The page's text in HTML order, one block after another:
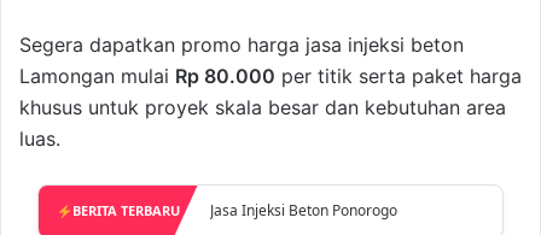
Segera dapatkan promo harga jasa injeksi beton
Lamongan mulai Rp 80.000 per titik serta paket harga
khusus untuk proyek skala besar dan kebutuhan area
luas.
BERITA TERBARU
Jasa Injeksi Beton Pasuruan